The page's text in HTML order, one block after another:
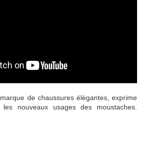
de chaussures élégantes, exprime
nouveaux usages des moustaches.